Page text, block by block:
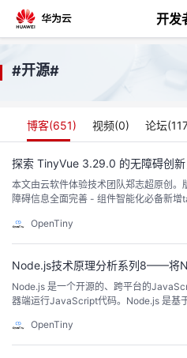
开发
返
回
个
人
主
页
我
的
开
发
#开源#
博客(651) 视频(0) 论坛(
探索 TinyVue 3.29.0 的无障碍创新
本文由云软件体验技术团队郑志超原创
障碍信息全面完善 - 组件智能化必备新
Notes 请参考：https://github.com/
新贡献者...
OpenTiny
Node.js技术原理分析系列8——将
Node.js 是一个开源的、跨平台的
器端运行JavaScript代码。Node.js 是基
用、命令行工具等。本系列将分为9篇文
试能力分析到内置模块新增，从性能分析
OpenTiny